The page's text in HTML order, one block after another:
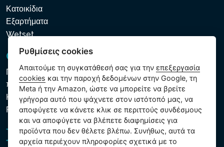
Κατοικίδια
Εξαρτήματα
Wetset
GDPR και Cookies
Πολιτική προστασίας προσωπικών και λοιπών δεδομένων
που υποβάλλονται σε επεξεργασία
Κανόνες χρήσης των αρχείων cookie
Ρυθμίσεις cookies
Ρυθμίσεις cookies
Απαιτούμε τη συγκατάθεσή σας για τηνεπεξεργασία
cookies και την παροχή δεδομένων στην Google, τη
Meta ή την Amazon, ώστε να μπορείτε να βρείτε
γρήγορα αυτό που ψάχνετε στον ιστότοπό μας, να
αποφύγετε να κάνετε κλικ σε περιττούς συνδέσμους
και να αποφύγετε να βλέπετε διαφημίσεις για
προϊόντα που δεν θέλετε βλέπω. Συνήθως, αυτά τα
αρχεία περιέχουν πληροφορίες σχετικά με το